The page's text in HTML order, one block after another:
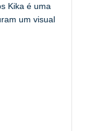
Kika é uma
um visual